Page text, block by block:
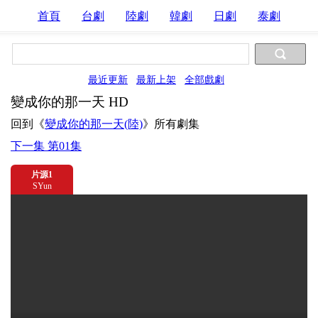
首頁 台劇 陸劇 韓劇 日劇 泰劇
最近更新 最新上架 全部戲劇
變成你的那一天 HD
回到《變成你的那一天(陸)》所有劇集
下一集 第01集
片源1
SYun